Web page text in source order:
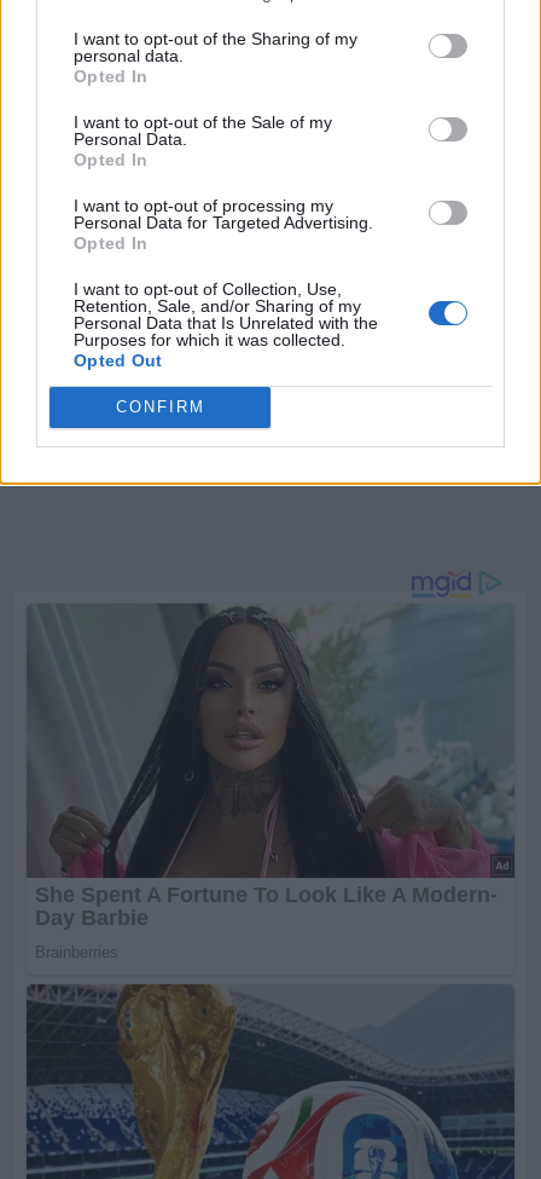
I want to opt-out of the Sharing of my
personal data.
Opted In
I want to opt-out of the Sale of my
Personal Data.
Opted In
I want to opt-out of processing my
Personal Data for Targeted Advertising.
Opted In
I want to opt-out of Collection, Use,
Retention, Sale, and/or Sharing of my
Personal Data that Is Unrelated with the
Purposes for which it was collected.
Opted Out
CONFIRM